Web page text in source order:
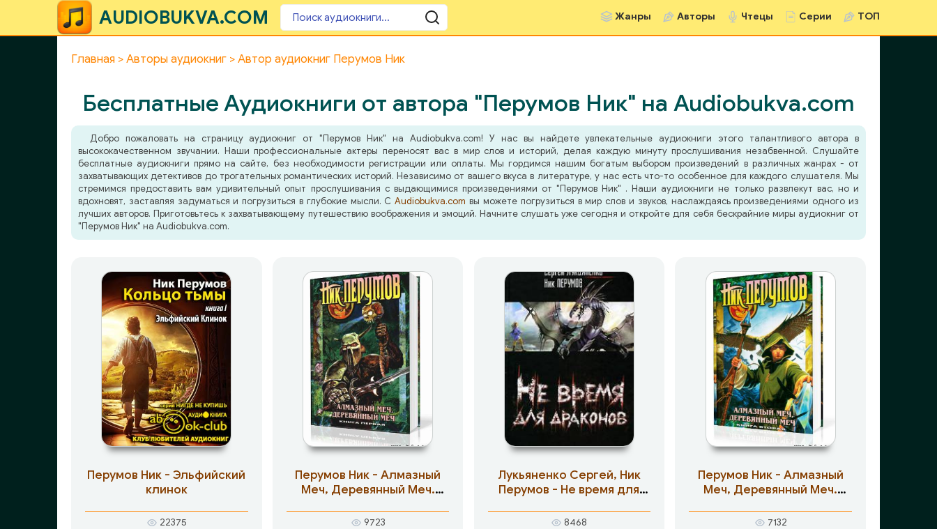
AUDIOBUKVA.COM Жанры Авторы Чтецы Серии ТОП
Главная Авторы аудиокниг Автор аудиокниг Перумов Ник
Бесплатные Аудиокниги от автора "Перумов Ник" на Audiobukva.com
Добро пожаловать на страницу аудиокниг от "Перумов Ник" на Audiobukva.com! У нас вы найдете увлекательные аудиокниги этого талантливого автора в
высококачественном звучании. Наши профессиональные актеры переносят вас в мир слов и историй, делая каждую минуту прослушивания незабвенной. Слушайте
бесплатные аудиокниги прямо на сайте, без необходимости регистрации или оплаты. Мы гордимся нашим богатым выбором произведений в различных жанрах - от
захватывающих детективов до трогательных романтических историй. Независимо от вашего вкуса в литературе, у нас есть что-то особенное для каждого слушателя. Мы
стремимся предоставить вам удивительный опыт прослушивания с выдающимися произведениями от "Перумов Ник" . Наши аудиокниги не только развлекут вас, но и
вдохновят, заставляя задуматься и погрузиться в глубокие мысли. СAudiobukva.com вы можете погрузиться в мир слов и звуков, наслаждаясь произведениями одного из
лучших авторов. Приготовьтесь к захватывающему путешествию воображения и эмоций. Начните слушать уже сегодня и откройте для себя бескрайние миры аудиокниг от
"Перумов Ник" на Audiobukva.com.
Перумов Ник - Эльфийский
клинок
22375
Перумов Ник - Алмазный
Меч, Деревянный Меч.
9723
Лукьяненко Сергей, Ник
Перумов - Не время для
8468
Перумов Ник - Алмазный
Меч, Деревянный Меч.
7132